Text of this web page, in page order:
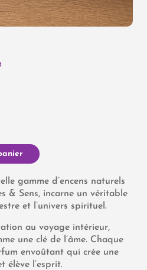
gamme d’encens naturels
& Sens, incarne un véritable
et l’univers spirituel.
au voyage intérieur,
une clé de l’âme. Chaque
envoûtant qui crée une
élève l’esprit.